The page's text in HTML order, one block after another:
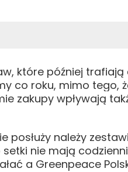
które później trafiają
co roku, mimo tego,
zakupy wpływają
posłuży należy
nie mają
a Greenpeace